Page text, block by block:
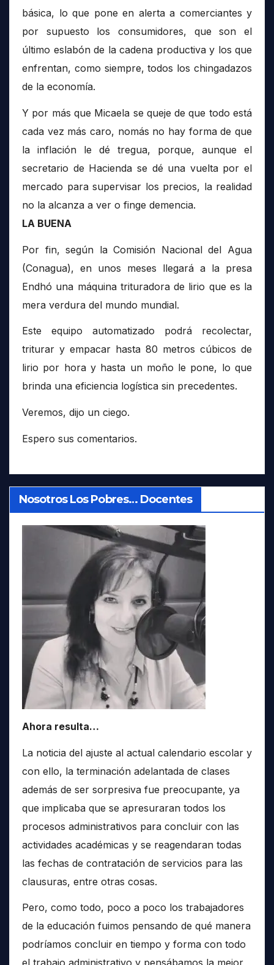
básica, lo que pone en alerta a comerciantes y
por supuesto los consumidores, que son el
último eslabón de la cadena productiva y los que
enfrentan, como siempre, todos los chingadazos
de la economía.
Y por más que Micaela se queje de que todo está
cada vez más caro, nomás no hay forma de que
la inflación le dé tregua, porque, aunque el
secretario de Hacienda se dé una vuelta por el
mercado para supervisar los precios, la realidad
no la alcanza a ver o finge demencia.
LA BUENA
Por fin, según la Comisión Nacional del Agua
(Conagua), en unos meses llegará a la presa
Endhó una máquina trituradora de lirio que es la
mera verdura del mundo mundial.
Este equipo automatizado podrá recolectar,
triturar y empacar hasta 80 metros cúbicos de
lirio por hora y hasta un moño le pone, lo que
brinda una eficiencia logística sin precedentes.
Veremos, dijo un ciego.
Espero sus comentarios.
Nosotros Los Pobres… Docentes
Ahora resulta…
La noticia del ajuste al actual calendario escolar y
con ello, la terminación adelantada de clases
además de ser sorpresiva fue preocupante, ya
que implicaba que se apresuraran todos los
procesos administrativos para concluir con las
actividades académicas y se reagendaran todas
las fechas de contratación de servicios para las
clausuras, entre otras cosas.
Pero, como todo, poco a poco los trabajadores
de la educación fuimos pensando de qué manera
podríamos concluir en tiempo y forma con todo